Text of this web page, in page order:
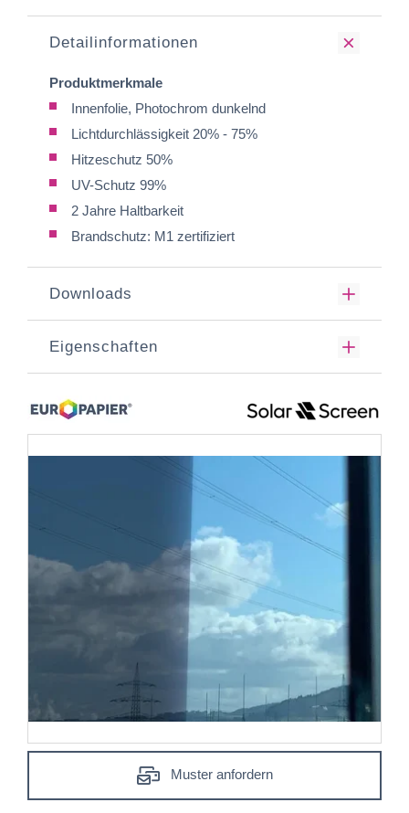
Detailinformationen
Produktmerkmale
Innenfolie, Photochrom dunkelnd
Lichtdurchlässigkeit 20% - 75%
Hitzeschutz 50%
UV-Schutz 99%
2 Jahre Haltbarkeit
Brandschutz: M1 zertifiziert
Downloads
Eigenschaften
Muster anfordern